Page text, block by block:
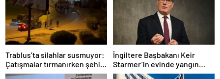
Trablus’ta silahlar susmuyor:
Çatışmalar tırmanırken şehir
alarmda
İngiltere Başbakanı Keir
Starmer’in evinde yangın
çıktı